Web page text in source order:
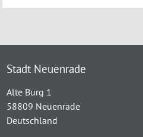
Stadt Neuenrade
Alte Burg 1
58809 Neuenrade
Deutschland